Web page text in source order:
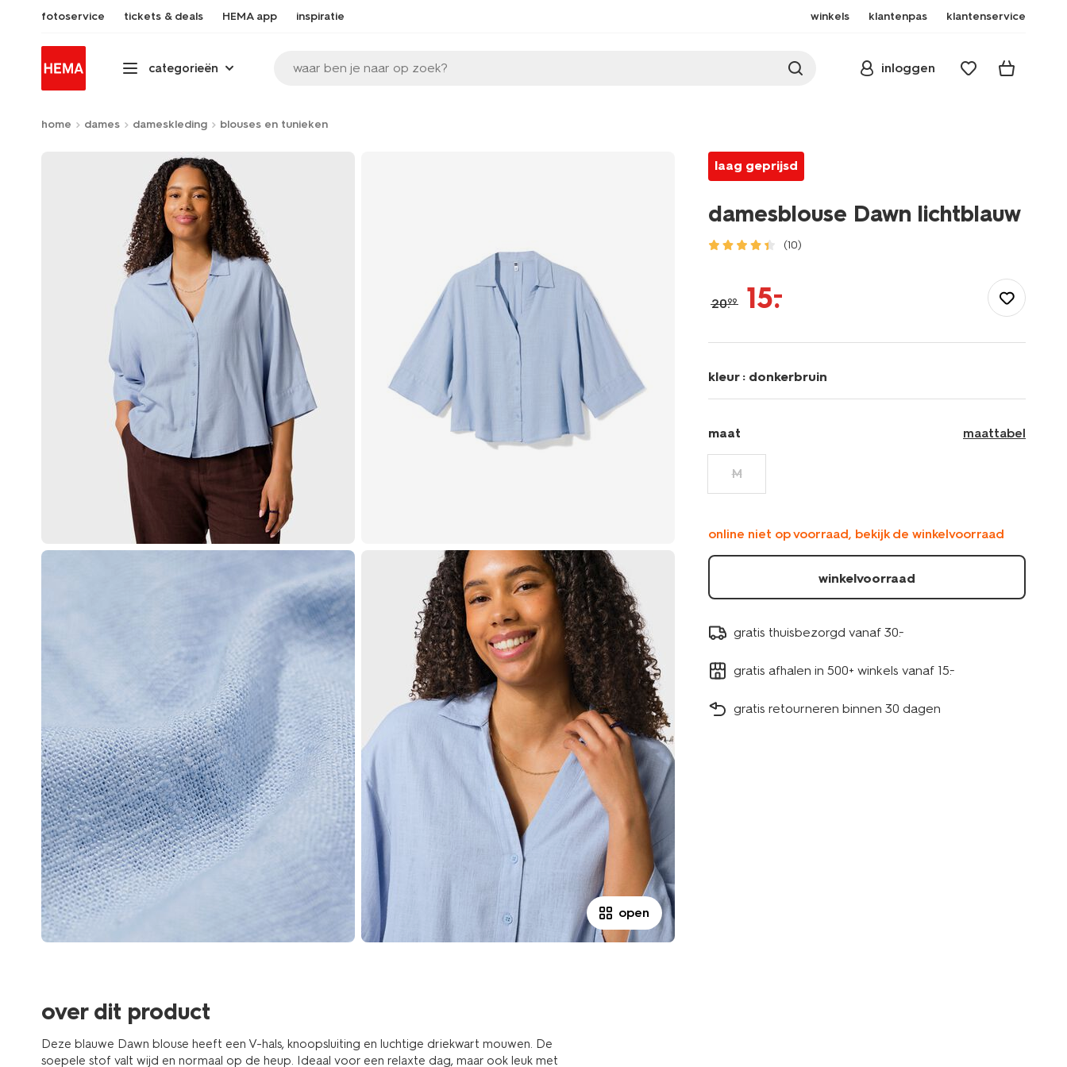
fotoservice tickets & deals HEMA app inspiratie winkels klantenpas klantenservice
categorieën waar ben je naar op zoek? inloggen
home dames dameskleding blouses en tunieken
open
over dit product
Deze blauwe Dawn blouse heeft een V-hals, knoopsluiting en luchtige driekwart mouwen. De
soepele stof valt wijd en normaal op de heup. Ideaal voor een relaxte dag, maar ook leuk met
laag geprijsd
damesblouse Dawn lichtblauw
(10)
dawn-
20.99 15.
–
kleur : donkerbruin
maat maattabel
M
online niet op voorraad, bekijk de winkelvoorraad
winkelvoorraad
gratis thuisbezorgd vanaf 30.-
gratis afhalen in 500+ winkels vanaf 15.-
gratis retourneren binnen 30 dagen